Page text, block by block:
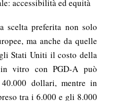
accessibilità ed equità
scelta preferita non solo
ma anche da quelle
Stati Uniti il costo della
in vitro con PGD-A può
dollari, mentre in
tra i 6.000 e gli 8.000